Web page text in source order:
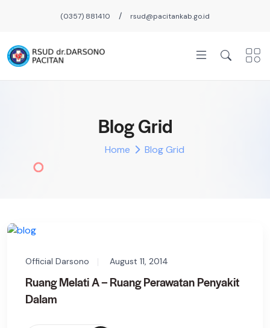
(0357) 881410 / rsud@pacitankab.go.id
Blog Grid
Home Blog Grid
Official Darsono August 11, 2014
Ruang Melati A – Ruang Perawatan Penyakit
Dalam